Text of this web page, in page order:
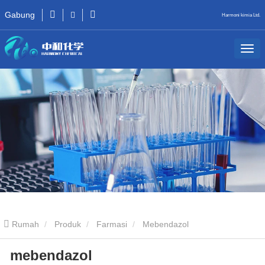
Gabung Harmoni kimia Ltd.
Rumah Produk Farmasi Mebendazol
mebendazol